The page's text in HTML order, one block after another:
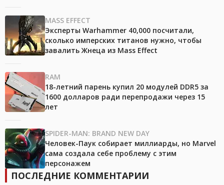
MASS EFFECT
Эксперты Warhammer 40,000 посчитали,
сколько имперских титанов нужно, чтобы
завалить Жнеца из Mass Effect
RAM
18-летний парень купил 20 модулей DDR5 за
1600 долларов ради перепродажи через 15
лет
SPIDER-MAN: BRAND NEW DAY
Человек-Паук собирает миллиарды, но Marvel
сама создала себе проблему с этим
персонажем
ПОСЛЕДНИЕ КОММЕНТАРИИ